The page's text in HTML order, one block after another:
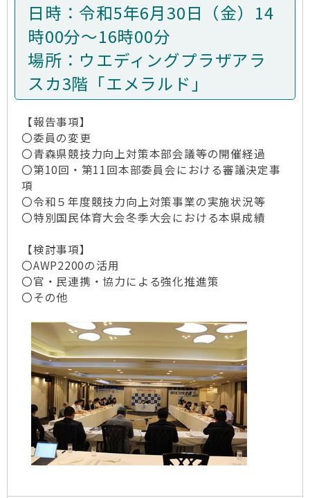
日時：令和5年6月30日（金）14
時00分～16時00分
場所：ウエディングプラザアラ
スカ3階「エメラルド」
【報告事項】
〇委員の変更
〇青森県競技力向上対策本部会議等の開催経過
〇第10回・第11回本部委員会における審議決定事
項
〇令和５年度競技力向上対策事業の実施状況等
〇特別国民体育大会冬季大会における本県成績
【検討事項】
〇AWP2200の活用
〇官・民連携・協力による強化推進策
〇その他